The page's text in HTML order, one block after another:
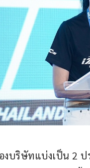
งบริษัทแบ่งเป็น 2